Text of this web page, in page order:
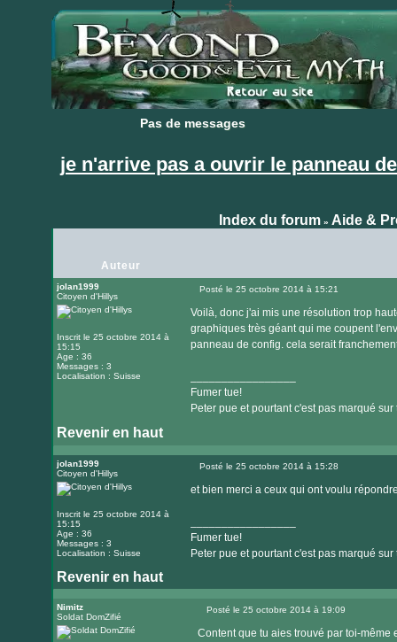
Pas de messages
Pas de messages
je n'arrive pas a ouvrir le panneau
Index du forum» Aide &
Auteur
jolan1999
Citoyen d'Hillys
Inscrit le 25 octobre 2014 à
15:15
Age : 36
Messages : 3
Localisation : Suisse
Posté le 25 octobre 2014 à 15:21
Voilà, donc j'ai mis une résolution trop
graphiques très géant qui me coupent
panneau de config. cela serait
Fumer tue!
Peter pue et pourtant c'est pas marqué sur
Revenir en haut
jolan1999
Citoyen d'Hillys
Inscrit le 25 octobre 2014 à
15:15
Age : 36
Messages : 3
Localisation : Suisse
Posté le 25 octobre 2014 à 15:28
et bien merci a ceux qui ont voulu
Fumer tue!
Peter pue et pourtant c'est pas marqué sur
Revenir en haut
Nimitz
Soldat DomZifié
Posté le 25 octobre 2014 à 19:09
Content que tu aies trouvé par toi-